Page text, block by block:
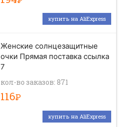
купить на AliExpress
Женские солнцезащитные
очки Прямая поставка ссылка
7
кол-во заказов: 871
116Р
купить на AliExpress